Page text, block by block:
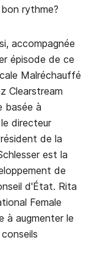
rythme?
accompagnée
épisode de ce
Malréchauffé
Clearstream
basée à
directeur
de la
est la
de
d'État. Rita
Female
à augmenter le